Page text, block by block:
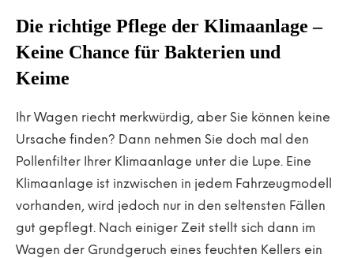
Die richtige Pflege der Klimaanlage –
Keine Chance für Bakterien und
Keime
Ihr Wagen riecht merkwürdig, aber Sie können keine
Ursache finden? Dann nehmen Sie doch mal den
Pollenfilter Ihrer Klimaanlage unter die Lupe. Eine
Klimaanlage ist inzwischen in jedem Fahrzeugmodell
vorhanden, wird jedoch nur in den seltensten Fällen
gut gepflegt. Nach einiger Zeit stellt sich dann im
Wagen der Grundgeruch eines feuchten Kellers ein